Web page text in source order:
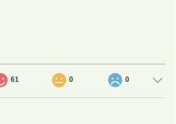
61 0 0